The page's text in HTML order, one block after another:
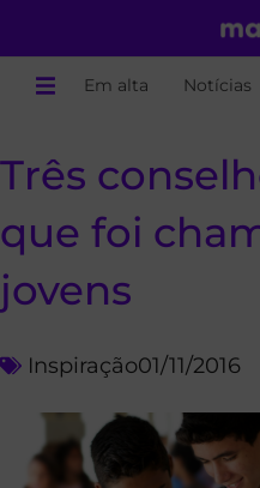
Em alta Notícias
Três
que foi
jovens
Inspiração01/11/2016